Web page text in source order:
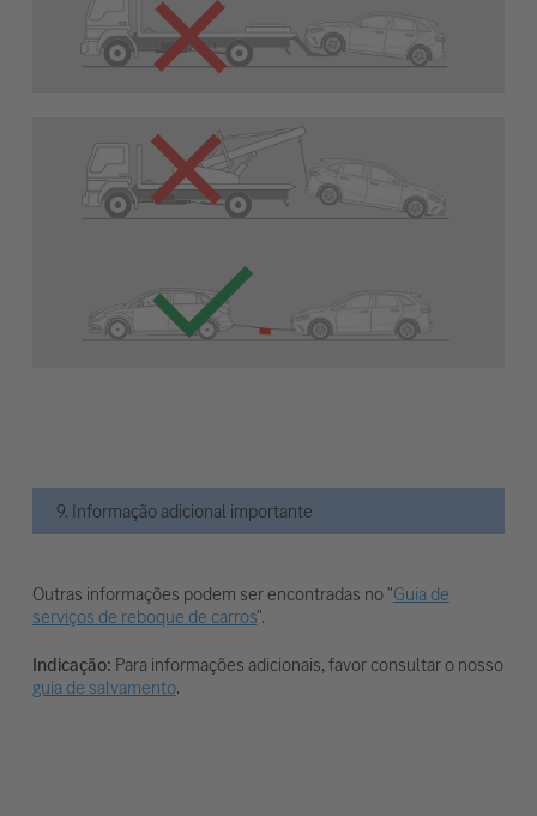
9. Informação adicional importante
Outras informações podem ser encontradas no "Guia de
serviços de reboque de carros".
Indicação: Para informações adicionais, favor consultar o nosso
guia de salvamento.